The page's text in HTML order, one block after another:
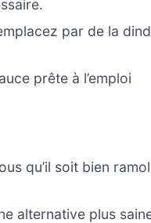
par de la
prête à l’emploi
qu’il soit bien
alternative plus